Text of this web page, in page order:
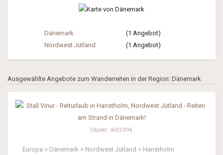
Dänemark
(1 Angebot)
Nordwest Jütland
(1 Angebot)
Ausgewählte Angebote zum Wanderreiten in der Region: Dänemark
Objekt: dr02396
Europa > Dänemark > Nordwest Jütland > Hanstholm